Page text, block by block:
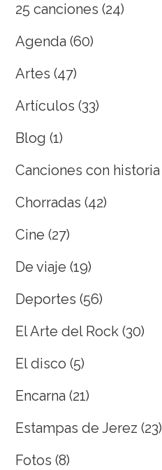
25 canciones (24)
Agenda (60)
Artes (47)
Artículos (33)
Blog (1)
Canciones con historia
Chorradas (42)
Cine (27)
De viaje (19)
Deportes (56)
El Arte del Rock (30)
El disco (5)
Encarna (21)
Estampas de Jerez (23)
Fotos (8)